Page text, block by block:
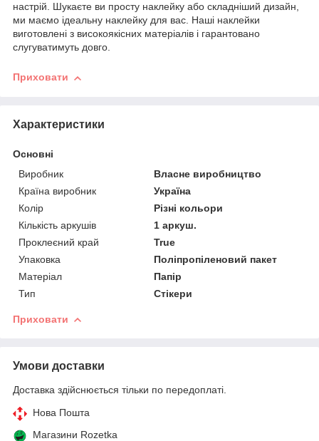
настрій. Шукаєте ви просту наклейку або складніший дизайн,
ми маємо ідеальну наклейку для вас. Наші наклейки
виготовлені з високоякісних матеріалів і гарантовано
слугуватимуть довго.
Приховати
Характеристики
Основні
Виробник
Власне виробництво
Країна виробник
Україна
Колір
Різні кольори
Кількість аркушів
1 аркуш.
Проклеєний край
True
Упаковка
Поліпропіленовий пакет
Матеріал
Папір
Тип
Стікери
Приховати
Умови доставки
Доставка здійснюється тільки по передоплаті.
Нова Пошта
Магазини Rozetka